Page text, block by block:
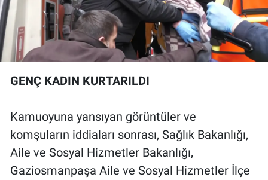
GENÇ KADIN KURTARILDI
Kamuoyuna yansıyan görüntüler ve
komşuların iddiaları sonrası, Sağlık Bakanlığı,
Aile ve Sosyal Hizmetler Bakanlığı,
Gaziosmanpaşa Aile ve Sosyal Hizmetler İlçe